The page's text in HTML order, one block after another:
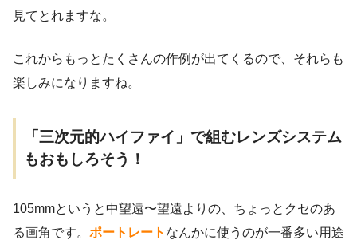
見てとれますな。
これからもっとたくさんの作例が出てくるので、それらも
楽しみになりますね。
「三次元的ハイファイ」で組むレンズシステム
もおもしろそう！
105mmというと中望遠〜望遠よりの、ちょっとクセのあ
る画角です。 ポートレート なんかに使うのが一番多い用途